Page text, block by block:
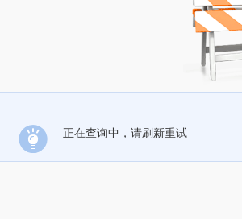
正在查询中，请刷新重试